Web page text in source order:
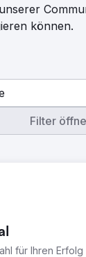
können.
Filter
für Ihren